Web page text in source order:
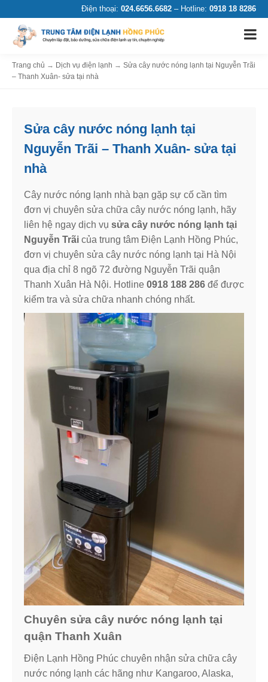
Điện thoại: 024.6656.6682 – Hotline: 0918 18 8286
Trang chủ → Dịch vụ điện lạnh → Sửa cây nước nóng lạnh tại Nguyễn Trãi
– Thanh Xuân- sửa tại nhà
Sửa cây nước nóng lạnh tại
Nguyễn Trãi – Thanh Xuân- sửa tại
nhà
Cây nước nóng lạnh nhà bạn gặp sự cố cần tìm
đơn vị chuyên sửa chữa cây nước nóng lạnh, hãy
liên hệ ngay dịch vụ sửa cây nước nóng lạnh tại
Nguyễn Trãi của trung tâm Điện Lạnh Hồng Phúc,
đơn vị chuyên sửa cây nước nóng lạnh tại Hà Nội
qua địa chỉ 8 ngõ 72 đường Nguyễn Trãi quận
Thanh Xuân Hà Nội. Hotline 0918 188 286 để được
kiểm tra và sửa chữa nhanh chóng nhất.
Chuyên sửa cây nước nóng lạnh tại
quận Thanh Xuân
Điện Lạnh Hồng Phúc chuyên nhận sửa chữa cây
nước nóng lạnh các hãng như Kangaroo, Alaska,